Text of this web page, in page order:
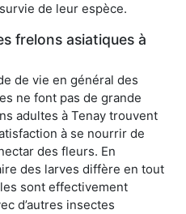
de leur espèce.
frelons asiatiques à
de vie en général des
ne font pas de grande
adultes à Tenay trouvent
à se nourrir de
des fleurs. En
des larves diffère en tout
sont effectivement
d’autres insectes